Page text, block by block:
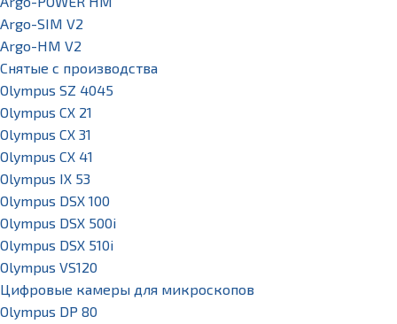
Argo-SIM V2
Argo-HM V2
Снятые с производства
Olympus SZ 4045
Olympus CX 21
Olympus CX 31
Olympus CX 41
Olympus IX 53
Olympus DSX 100
Olympus DSX 500i
Olympus DSX 510i
Olympus VS120
Цифровые камеры для микроскопов
Olympus DP 80